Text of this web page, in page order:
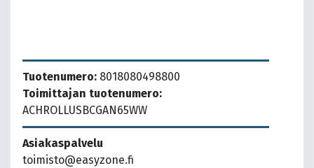
Tuotenumero: 8018080498800
Toimittajan tuotenumero:
ACHROLLUSBCGAN65WW
Asiakaspalvelu
toimisto@easyzone.fi